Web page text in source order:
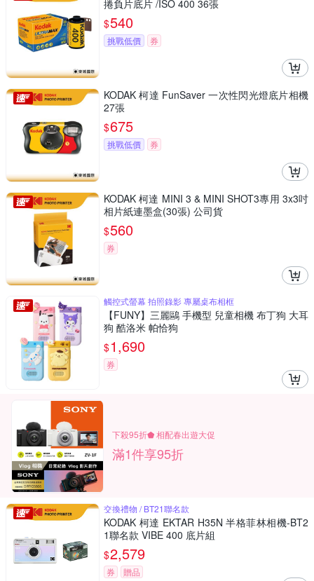
捲負片底片 /ISO 400 36張
$540
挑戰低價 券
KODAK 柯達 FunSaver 一次性閃光燈底片相機
27張
$675
挑戰低價 券
KODAK 柯達 MINI 3 & MINI SHOT3專用 3x3吋
相片紙連墨盒(30張) 公司貨
$560
券
觸控式螢幕 拍照錄影 專屬桌布相框
【FUNY】三麗鷗 手機型 兒童相機 布丁狗 大耳
狗 酷洛米 帕恰狗
$1,690
券
下殺95折⬟ 相配春出遊大促
滿1件享95折
交換禮物 / BT21聯名款
KODAK 柯達 EKTAR H35N 半格菲林相機-BT2
1聯名款 VIBE 400 底片組
$2,579
券 贈品